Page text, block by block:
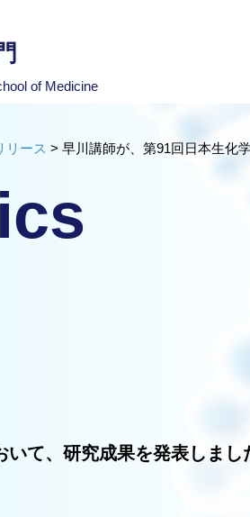
of Medicine
リース > 早川講師が、第91回日本生化
て、研究成果を発表しまし